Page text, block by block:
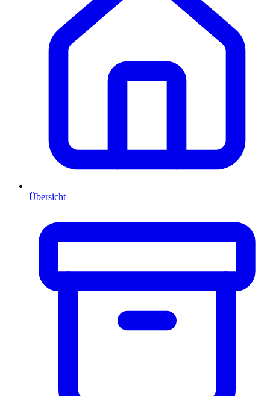
Übersicht